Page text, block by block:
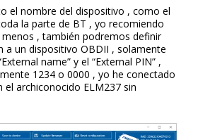
el nombre del dispositivo , como el
la parte de BT , yo recomiendo
, también podremos definir
a un dispositivo OBDII , solamente
name” y el “External PIN” ,
1234 o 0000 , yo he conectado
archiconocido ELM237 sin